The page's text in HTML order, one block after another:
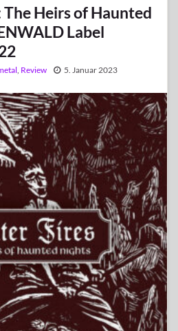
The Heirs of Haunted
Label
Review 5. Januar 2023